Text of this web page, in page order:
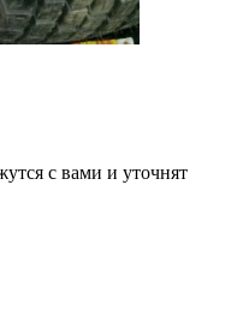
с вами и уточнят